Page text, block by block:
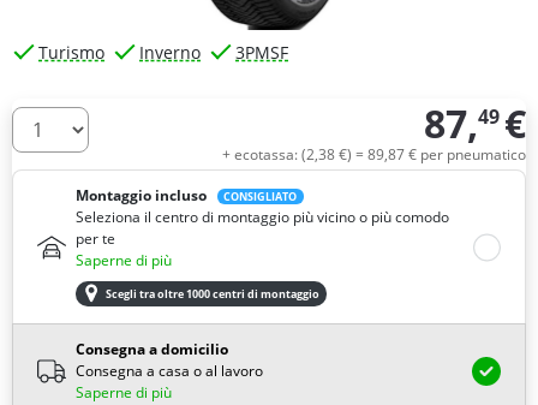
Turismo Inverno 3PMSF
Quantità 87,49 €
+ ecotassa: (2,38€) = 89,87€ per pneumatico
Montaggio incluso
CONSIGLIATO
Seleziona il centro di montaggio più vicino o più comodo
per te
Saperne di più
Scegli tra oltre 1000 centri di montaggio
Consegna a domicilio
Consegna a casa o al lavoro
Saperne di più